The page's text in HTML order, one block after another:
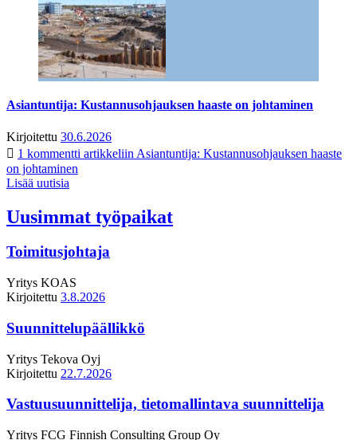
Asiantuntija: Kustannusohjauksen haaste on johtaminen
Kirjoitettu 30.6.2026
1 kommentti artikkeliin Asiantuntija: Kustannusohjauksen haaste
on johtaminen
Lisää uutisia
Uusimmat työpaikat
Toimitusjohtaja
Yritys KOAS
Kirjoitettu 3.8.2026
Suunnittelupäällikkö
Yritys Tekova Oyj
Kirjoitettu 22.7.2026
Vastuusuunnittelija, tietomallintava suunnittelija
Yritys FCG Finnish Consulting Group Oy